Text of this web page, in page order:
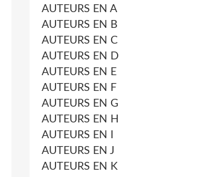
AUTEURS EN A
AUTEURS EN B
AUTEURS EN C
AUTEURS EN D
AUTEURS EN E
AUTEURS EN F
AUTEURS EN G
AUTEURS EN H
AUTEURS EN I
AUTEURS EN J
AUTEURS EN K